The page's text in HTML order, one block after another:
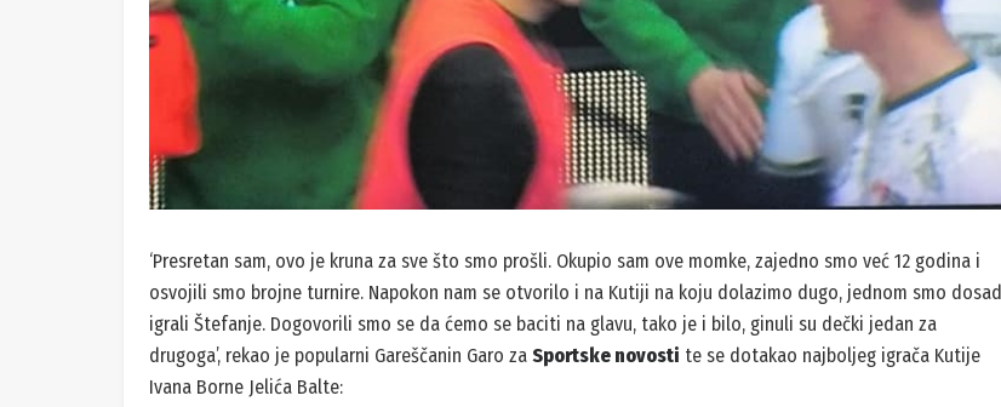
‘Presretan sam, ovo je kruna za sve što smo prošli. Okupio sam ove momke, zajedno smo već 12 godina i
osvojili smo brojne turnire. Napokon nam se otvorilo i na Kutiji na koju dolazimo dugo, jednom smo dosad
igrali Štefanje. Dogovorili smo se da ćemo se baciti na glavu, tako je i bilo, ginuli su dečki jedan za
drugoga’, rekao je popularni Gareščanin Garo za Sportske novosti te se dotakao najboljeg igrača Kutije
Ivana Borne Jelića Balte: